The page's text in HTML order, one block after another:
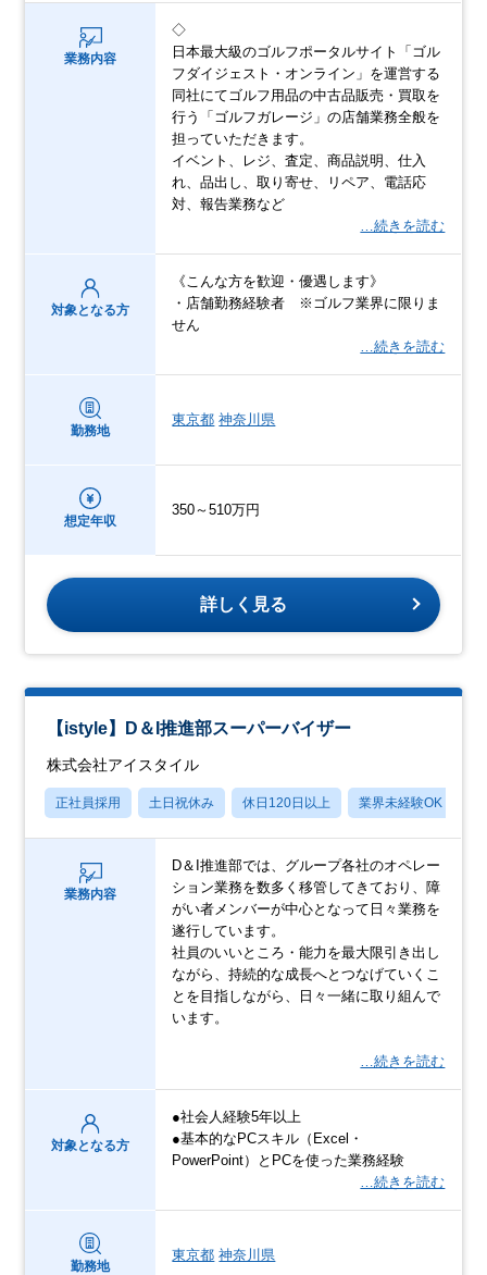
業務内容
◇
日本最大級のゴルフポータルサイト「ゴル
フダイジェスト・オンライン」を運営する
同社にてゴルフ用品の中古品販売・買取を
行う「ゴルフガレージ」の店舗業務全般を
担っていただきます。
イベント、レジ、査定、商品説明、仕入
れ、品出し、取り寄せ、リペア、電話応
対、報告業務など
…続きを読む
対象となる方
《こんな方を歓迎・優遇します》
・店舗勤務経験者 ※ゴルフ業界に限りま
せん
…続きを読む
勤務地
東京都 神奈川県
想定年収
350～510万円
詳しく見る
【istyle】D＆I推進部スーパーバイザー
株式会社アイスタイル
正社員採用 土日祝休み 休日120日以上 業界未経験OK
業務内容
D＆I推進部では、グループ各社のオペレー
ション業務を数多く移管してきており、障
がい者メンバーが中心となって日々業務を
遂行しています。
社員のいいところ・能力を最大限引き出し
ながら、持続的な成長へとつなげていくこ
とを目指しながら、日々一緒に取り組んで
います。
…続きを読む
対象となる方
●社会人経験5年以上
●基本的なPCスキル（Excel・
PowerPoint）とPCを使った業務経験
…続きを読む
勤務地
東京都 神奈川県